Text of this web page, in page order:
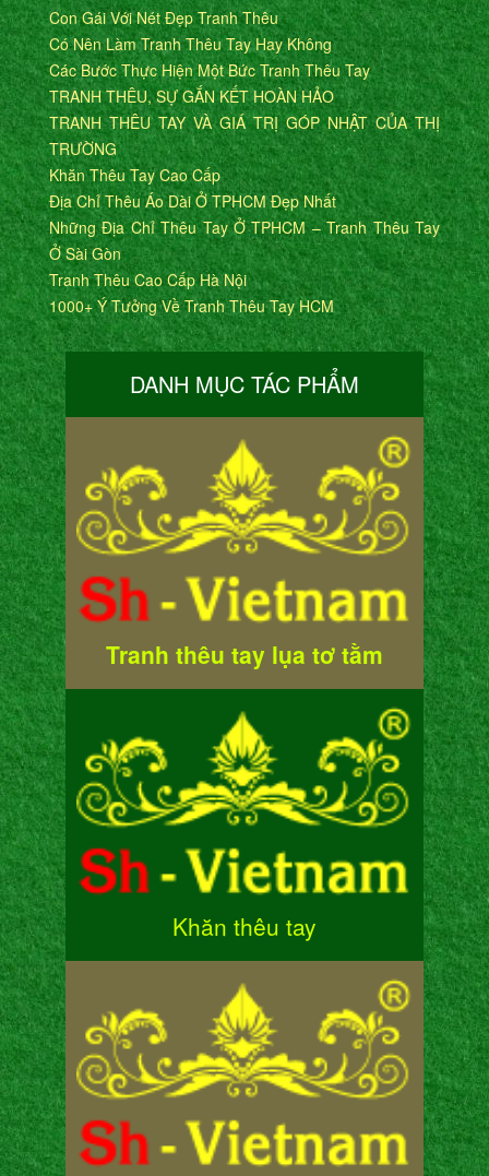
Con Gái Với Nét Đẹp Tranh Thêu
Có Nên Làm Tranh Thêu Tay Hay Không
Các Bước Thực Hiện Một Bức Tranh Thêu Tay
TRANH THÊU, SỰ GẮN KẾT HOÀN HẢO
TRANH THÊU TAY VÀ GIÁ TRỊ GÓP NHẬT CỦA THỊ
TRƯỜNG
Khăn Thêu Tay Cao Cấp
Địa Chỉ Thêu Áo Dài Ở TPHCM Đẹp Nhất
Những Địa Chỉ Thêu Tay Ở TPHCM – Tranh Thêu Tay
Ở Sài Gòn
Tranh Thêu Cao Cấp Hà Nội
1000+ Ý Tưởng Về Tranh Thêu Tay HCM
DANH MỤC TÁC PHẨM
Tranh thêu tay lụa tơ tằm
Khăn thêu tay